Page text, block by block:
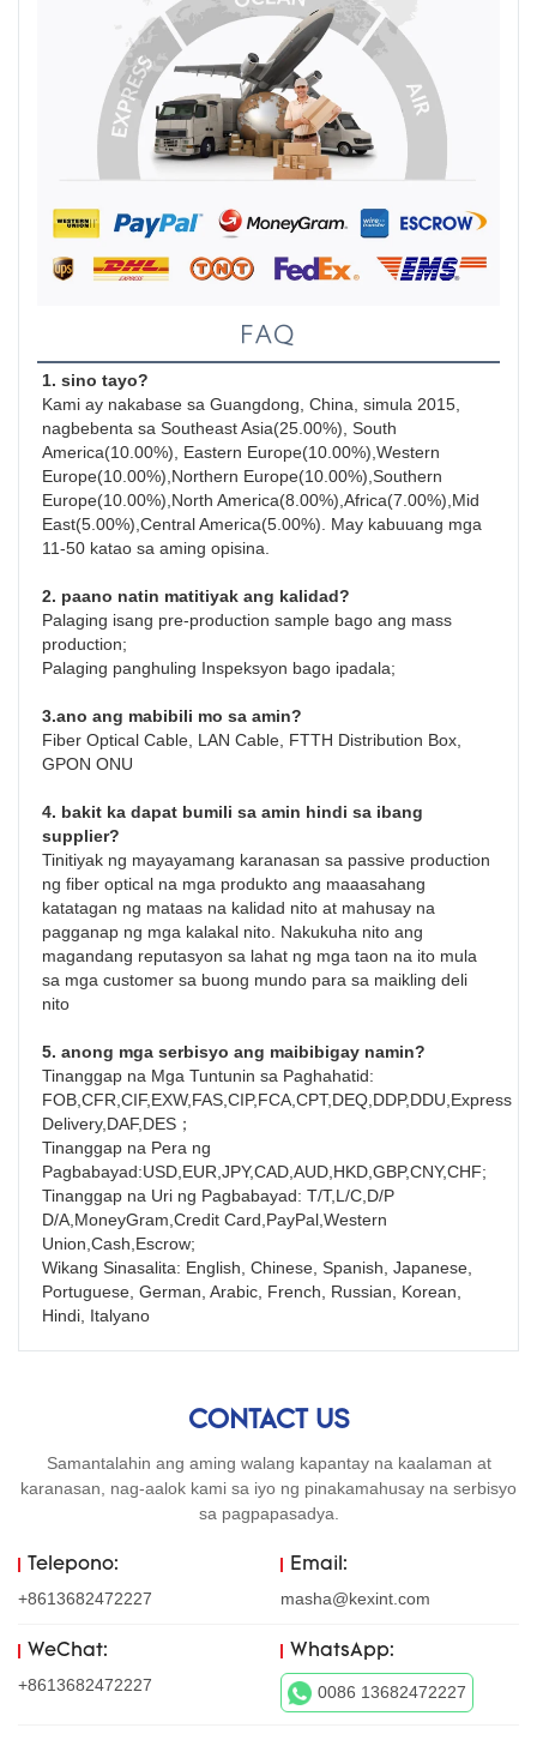
FAQ
1. sino tayo?
Kami ay nakabase sa Guangdong, China, simula 2015,
nagbebenta sa Southeast Asia(25.00%), South
America(10.00%), Eastern Europe(10.00%),Western
Europe(10.00%),Northern Europe(10.00%),Southern
Europe(10.00%),North America(8.00%),Africa(7.00%),Mid
East(5.00%),Central America(5.00%). May kabuuang mga
11-50 katao sa aming opisina.
2. paano natin matitiyak ang kalidad?
Palaging isang pre-production sample bago ang mass
production;
Palaging panghuling Inspeksyon bago ipadala;
3.ano ang mabibili mo sa amin?
Fiber Optical Cable, LAN Cable, FTTH Distribution Box,
GPON ONU
4. bakit ka dapat bumili sa amin hindi sa ibang
supplier?
Tinitiyak ng mayayamang karanasan sa passive production
ng fiber optical na mga produkto ang maaasahang
katatagan ng mataas na kalidad nito at mahusay na
pagganap ng mga kalakal nito. Nakukuha nito ang
magandang reputasyon sa lahat ng mga taon na ito mula
sa mga customer sa buong mundo para sa maikling deli
nito
5. anong mga serbisyo ang maibibigay namin?
Tinanggap na Mga Tuntunin sa Paghahatid:
FOB,CFR,CIF,EXW,FAS,CIP,FCA,CPT,DEQ,DDP,DDU,Express
Delivery,DAF,DES；
Tinanggap na Pera ng
Pagbabayad:USD,EUR,JPY,CAD,AUD,HKD,GBP,CNY,CHF;
Tinanggap na Uri ng Pagbabayad: T/T,L/C,D/P
D/A,MoneyGram,Credit Card,PayPal,Western
Union,Cash,Escrow;
Wikang Sinasalita: English, Chinese, Spanish, Japanese,
Portuguese, German, Arabic, French, Russian, Korean,
Hindi, Italyano
CONTACT US
Samantalahin ang aming walang kapantay na kaalaman at
karanasan, nag-aalok kami sa iyo ng pinakamahusay na serbisyo
sa pagpapasadya.
Telepono:
+8613682472227
Email:
masha@kexint.com
WeChat:
+8613682472227
WhatsApp:
0086 13682472227